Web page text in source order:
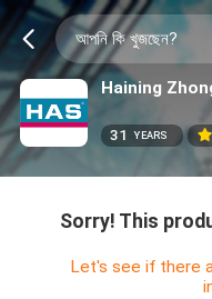
Haining
31 YEARS
Sorry! This
Let's see if there